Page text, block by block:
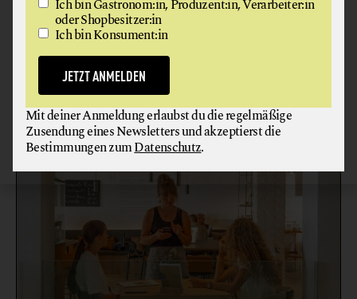
VINZENZ PAULI
EVENTLOCATION GASTHAUS
3100 St. Pölten
Ich bin Gastronom:in, Produzent:in, Verarbeiter:in
oder Shopbesitzer:in
Ich bin Konsument:in
JETZT ANMELDEN
Mit deiner Anmeldung erlaubst du die regelmäßige
Zusendung eines Newsletters und akzeptierst die
Bestimmungen zumDatenschutz.